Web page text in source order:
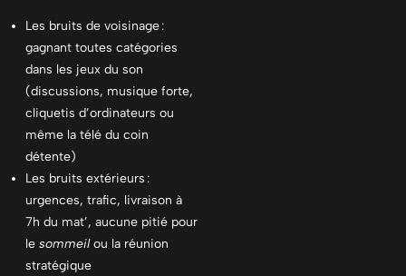
Les bruits de voisinage :
gagnant toutes catégories
dans les jeux du son
(discussions, musique forte,
cliquetis d’ordinateurs ou
même la télé du coin
détente)
Les bruits extérieurs :
urgences, trafic, livraison à
7h du mat’, aucune pitié pour
le sommeilou la réunion
stratégique